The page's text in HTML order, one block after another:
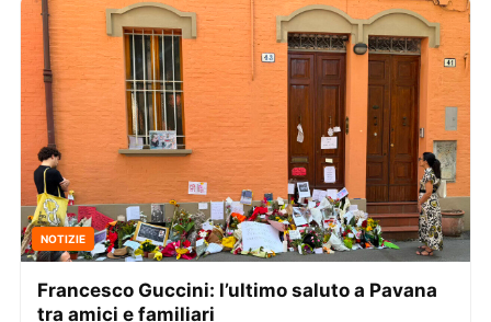
NOTIZIE
Francesco Guccini: l’ultimo saluto a Pavana
tra amici e familiari